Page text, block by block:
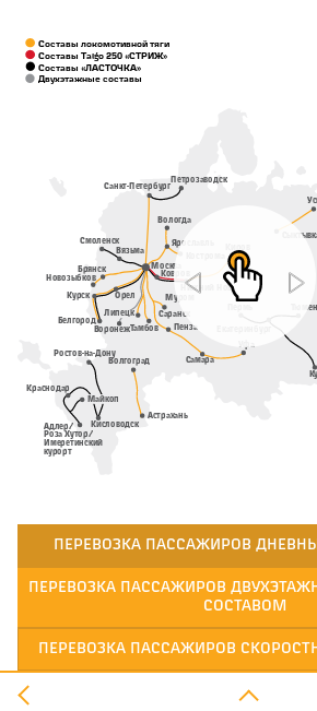
Москва
Нижний Новгород
Петрозаводск
Воронеж
Липецк
Пенза
Самара
Тамбов
Астрахань
Волгоград
Ростов-на-Дону
Краснодар
Кисловодск
Адлер/
Роза Хутор/
Имеретинский
курорт
Майкоп
Ярославль
Вологда
Санкт-Петербург
Смоленск
Вязьма
Брянск
Новозыбков
Орел
Белгород
Курск Муром
Ковров
Саранск
Составы локомотивной тяги
Составы Talgo 250 «СТРИЖ»
Составы «ЛАСТОЧКА»
Двухэтажные составы
ПЕРЕВОЗКА ПАССАЖИРОВ
ПЕРЕВОЗКА ПАССАЖИРОВ
СОСТАВОМ
ПЕРЕВОЗКА ПАССАЖИРОВ